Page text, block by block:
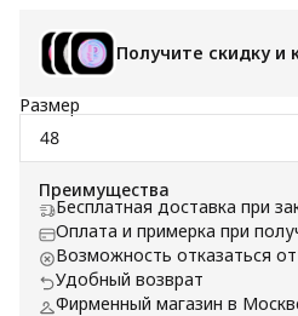
Получите скидку и
Размер
48
Преимущества
Бесплатная доставка при
Оплата и примерка при
Возможность отказаться
Удобный возврат
Фирменный магазин в